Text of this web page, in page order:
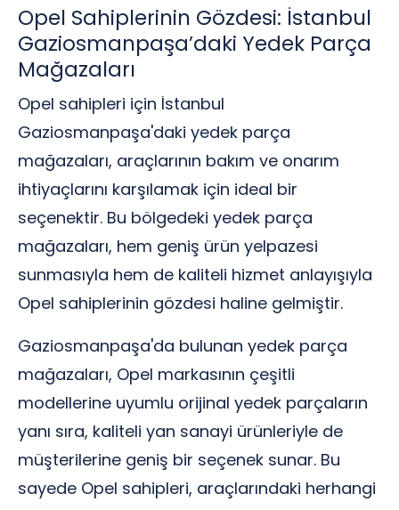
Opel Sahiplerinin Gözdesi: İstanbul
Gaziosmanpaşa’daki Yedek Parça
Mağazaları
Opel sahipleri için İstanbul
Gaziosmanpaşa'daki yedek parça
mağazaları, araçlarının bakım ve onarım
ihtiyaçlarını karşılamak için ideal bir
seçenektir. Bu bölgedeki yedek parça
mağazaları, hem geniş ürün yelpazesi
sunmasıyla hem de kaliteli hizmet anlayışıyla
Opel sahiplerinin gözdesi haline gelmiştir.
Gaziosmanpaşa'da bulunan yedek parça
mağazaları, Opel markasının çeşitli
modellerine uyumlu orijinal yedek parçaların
yanı sıra, kaliteli yan sanayi ürünleriyle de
müşterilerine geniş bir seçenek sunar. Bu
sayede Opel sahipleri, araçlarındaki herhangi